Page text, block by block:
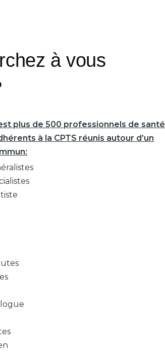
à vous
plus de 500 professionnels de santé
à la CPTS réunis autour d’un